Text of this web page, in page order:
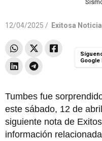
12/04/2025 / Exitosa
Google
Tumbes fue
este sábado, 12 de
siguiente nota de
información